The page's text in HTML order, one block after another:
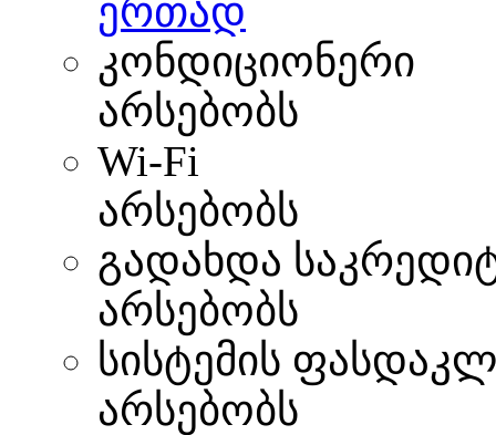
ერთად
კონდიციონერი
არსებობს
Wi-Fi
არსებობს
გადახდა
არსებობს
სისტემის
არსებობს